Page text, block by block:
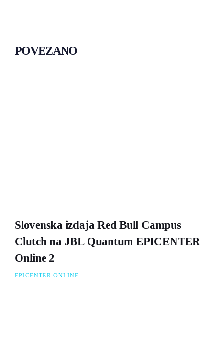
POVEZANO
Slovenska izdaja Red Bull Campus
Clutch na JBL Quantum EPICENTER
Online 2
EPICENTER ONLINE